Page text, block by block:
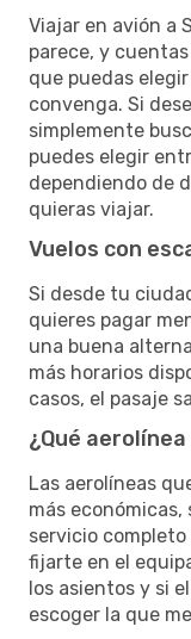
Viajar en avión a
parece, y
que puedas
convenga. Si
simplemente
puedes elegir
dependiendo de
quieras viajar.
Vuelos con
Si desde tu
quieres pagar
una buena
más horarios
casos, el pasaje
¿Qué
Las aerolíneas
más
servicio
fijarte en el
los asientos y si
escoger la que